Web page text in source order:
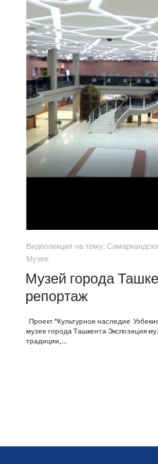
Видеолекция на тему:
Музее
Музей города
репортаж
Проект "Культурное наследие
музее города Ташкента Экспозиция
традиции,…